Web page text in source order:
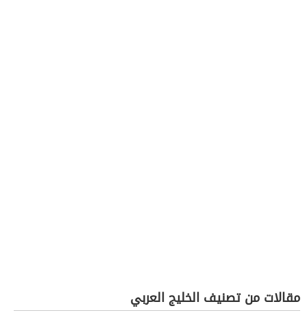
مقالات من تصنيف الخليج العربي